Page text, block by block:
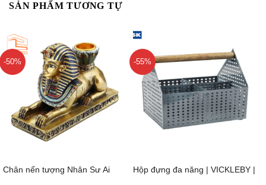
SẢN PHẨM TƯƠNG TỰ
-50%
Chân nến tượng Nhân Sư Ai
-55%
Hộp đựng đa năng | VICKLEBY |